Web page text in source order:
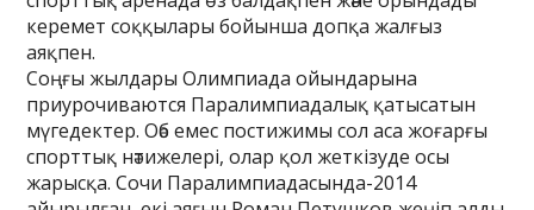
керемет соққылары бойынша допқа жалғыз
аяқпен.
Соңғы жылдары Олимпиада ойындарына
приурочиваются Паралимпиадалық қатысатын
мүгедектер. Оәб емес постижимы сол аса жоғарғы
спорттық нәтижелері, олар қол жеткізуде осы
жарысқа. Сочи Паралимпиадасында-2014